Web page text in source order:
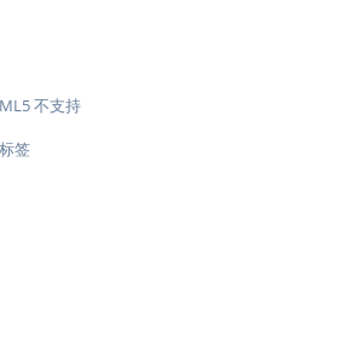
不支持
签